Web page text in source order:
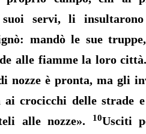
servi, li
mandò le sue
alle fiamme la loro città.
nozze è pronta, ma gli
ai crocicchi delle strade
alle nozze».
10Usciti